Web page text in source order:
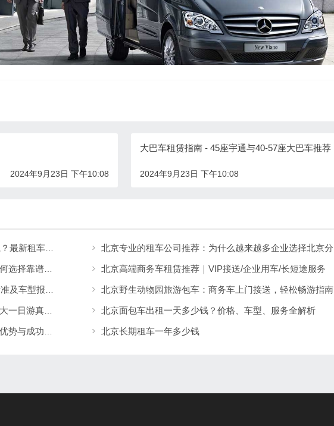
2024年9月23日 下午10:08
大巴车租赁指南 - 45座宇通与40-57座大巴车推荐
2024年9月23日 下午10:08
北京租车价格一览表2026｜北京租车一天多少钱？最新租车收费参考
北京租赁大巴车平台公司推荐：企业团队出行如何选择靠谱的大巴租赁服务 北京高端商务车租赁推荐｜VIP接送/企业用车/长短途服务
北京大巴租车价格查询｜2026年北京包车费用标准及车型报价详解 北京野生动物园旅游包车：商务车上门接送，轻松畅游指南
北京旅游包车多少钱？颐和园、圆明园、清华北大一日游真实解析 北京面包车出租一天多少钱？价格、车型、服务全解析
自驾租车哪个平台好？车型多、价格优惠、服务优势与成功案例详解 北京长期租车一年多少钱